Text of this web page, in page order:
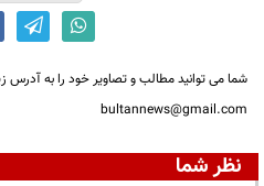
شما می توانید مطالب و تصاویر خود را به آدرس
bultannews@gmail.com
نظر شما